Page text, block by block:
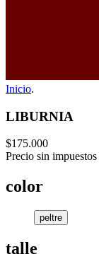
Inicio.
LIBURNIA
$175.000
Precio sin impuestos
color
peltre
talle